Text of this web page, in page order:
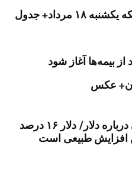
مرداد+ جدول
بیمه‌ها آغاز شود
عکس
اظهارات همتی درباره دلار/ دلار ۱۶ درصد
افزایش طبیعی است